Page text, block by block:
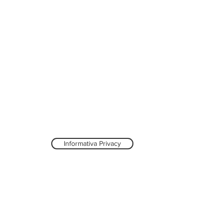
Informativa Privacy